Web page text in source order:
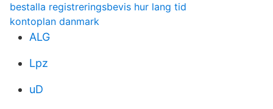
bestalla registreringsbevis hur lang tid
kontoplan danmark
ALG
Lpz
uD